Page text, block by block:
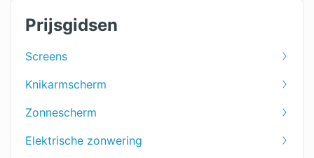
Prijsgidsen
Screens
Knikarmscherm
Zonnescherm
Elektrische zonwering